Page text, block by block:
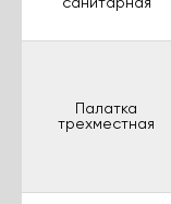
Палатка
трехместная